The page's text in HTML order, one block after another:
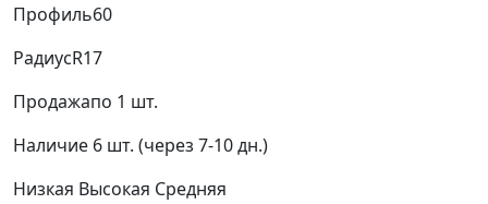
Профиль60
РадиусR17
Продажапо 1 шт.
Наличие 6 шт. (через 7-10 дн.)
Низкая Высокая Средняя